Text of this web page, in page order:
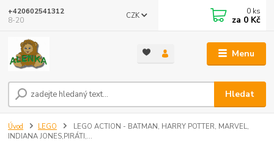
Menu
CZK
Hledat
+420602541312
8-20
0 ks
za 0 Kč
Úvod LEGO
LEGO ACTION - BATMAN, HARRY POTTER, MARVEL,
INDIANA JONES,PIRÁTI,...